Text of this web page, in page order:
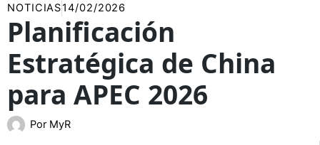
NOTICIAS14/02/2026
Planificación
Estratégica de China
para APEC 2026
Por MyR